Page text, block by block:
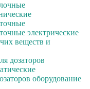
электрические
веществ и
дозаторов
оборудование